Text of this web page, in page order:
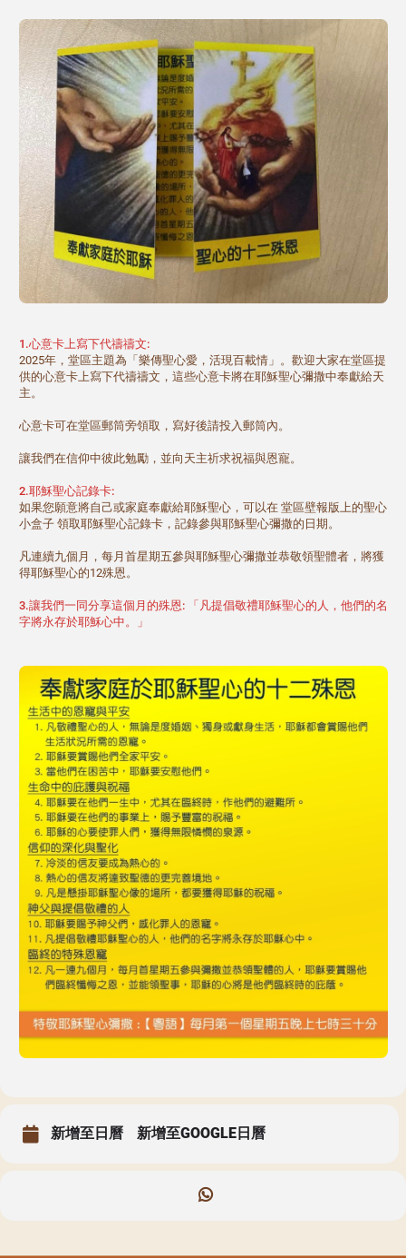
聖瑪加利大堂 | 版權所有 Copyright © 2026
1.心意卡上寫下代禱禱文:
2025年，堂區主題為「樂傳聖心愛，活現百載情」。歡迎大家在堂區提
供的心意卡上寫下代禱禱文，這些心意卡將在耶穌聖心彌撒中奉獻給天
主。
心意卡可在堂區郵筒旁領取，寫好後請投入郵筒內。
讓我們在信仰中彼此勉勵，並向天主祈求祝福與恩寵。
2.耶穌聖心記錄卡:
如果您願意將自己或家庭奉獻給耶穌聖心，可以在 堂區壁報版上的聖心
小盒子 領取耶穌聖心記錄卡，記錄參與耶穌聖心彌撒的日期。
凡連續九個月，每月首星期五參與耶穌聖心彌撒並恭敬領聖體者，將獲
得耶穌聖心的12殊恩。
3.讓我們一同分享這個月的殊恩: 「凡提倡敬禮耶穌聖心的人，他們的名
字將永存於耶穌心中。」
新增至日曆 新增至GOOGLE日曆